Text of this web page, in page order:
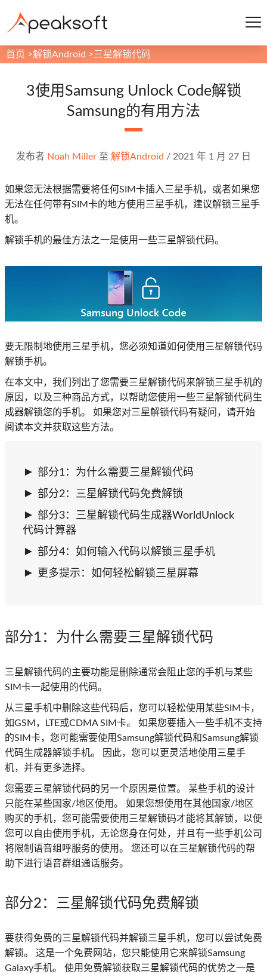
首页 >解锁Android > 三星解锁代码
3使用Samsung Unlock Code解锁
Samsung的有用方法
发布者 Noah Miller 至 解锁Android / 2021 年 1 月 27 日
如果您无法根据需要将任何SIM卡插入三星手机，或者如果您
无法在任何带有SIM卡的地方使用三星手机，建议解锁三星手
机。
解锁手机的最佳方法之一是使用一些三星解锁代码。
要无限制地使用三星手机，您必须知道如何使用三星解锁代码
解锁手机。
在本文中，我们列出了您需要三星解锁代码来解锁三星手机的
原因，以及三种商品方式，以帮助您使用一些三星解锁代码生
成器解锁您的手机。 如果您对三星解锁代码有疑问，请开始
阅读本文并获取这些方法。
部分1：为什么需要三星解锁代码
部分2：三星解锁代码免费解锁
部分3：三星解锁代码生成器WorldUnlock
代码计算器
部分4：如何输入代码以解锁三星手机
更多提示：如何轻松解锁三星屏幕
部分1 ：为什么需要三星解锁代码
三星解锁代码的主要功能是删除通常会阻止您的手机与某些
SIM卡一起使用的代码。
从三星手机中删除这些代码后，您可以轻松使用某些SIM卡，
如GSM，LTE或CDMA SIM卡。 如果您要插入一些手机不支持
的SIM卡，您可能需要使用Samsung解锁代码和Samsung解锁
代码生成器解锁手机。 因此，您可以更灵活地使用三星手
机，并有更多选择。
您需要三星解锁代码的另一个原因是位置。 某些手机​​的设计
只能在某些国家/地区使用。 如果您想使用在其他国家/地区
购买的手机，您可能需要使用三星解锁码才能将其解锁，以便
您可以自由使用手机，无论您身在何处，并且有一些手机公司
将限制语音组呼服务的使用。 您还可以在三星解锁代码的帮
助下进行语音群组通话服务。
部分2 ：三星解锁代码免费解锁
要获得免费的三星解锁代码并解锁三星手机，您可以尝试免费
解锁。 这是一个免费网站，您只能使用它来解锁Samsung
Galaxy手机。 使用免费解锁获取三星解锁代码的优势之一是